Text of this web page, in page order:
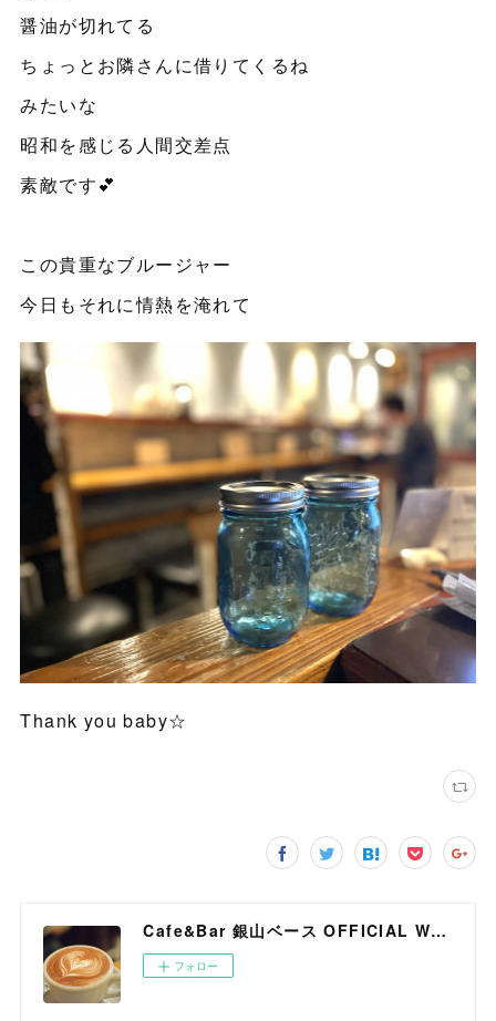
醤油が切れてる
ちょっとお隣さんに借りてくるね
みたいな
昭和を感じる人間交差点
素敵です💕
この貴重なブルージャー
今日もそれに情熱を淹れて
Thank you baby☆
Cafe&Bar 銀山ベース OFFICIAL WEB SITE
フォロー